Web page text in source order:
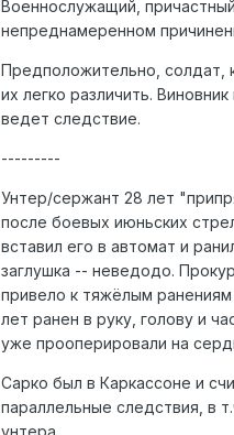
Военнослужащий,
непреднамеренном
Предположительно, солдат,
их легко различить.
ведет следствие.
---------
Унтер/сержант 28 лет
после боевых июньских
вставил его в автомат и
заглушка -- неведодо.
привело к тяжёлым ранениям
лет ранен в руку, голову и
уже прооперировали на
Сарко был в Каркассоне и
параллельные следствия, в